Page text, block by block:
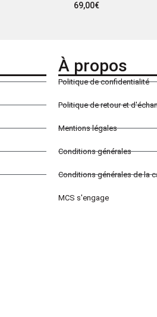
69,00€
À propos
Politique de confidentialité
Politique de retour et
Mentions légales
Conditions générales
Conditions générales de la
MCS s'engage